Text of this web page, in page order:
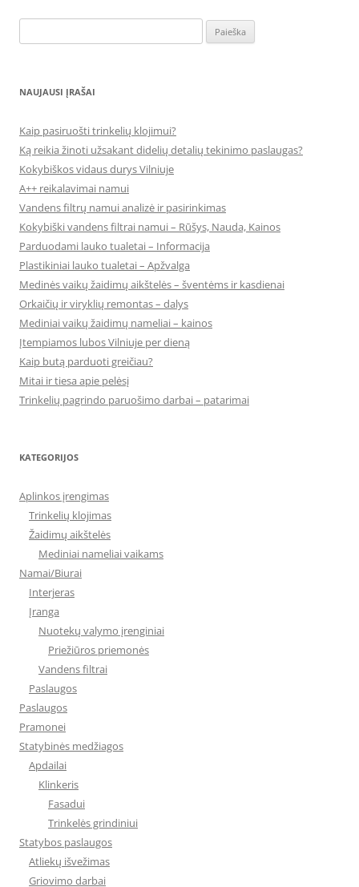
NAUJAUSI ĮRAŠAI
Kaip pasiruošti trinkelių klojimui?
Ką reikia žinoti užsakant didelių detalių tekinimo paslaugas?
Kokybiškos vidaus durys Vilniuje
A++ reikalavimai namui
Vandens filtrų namui analizė ir pasirinkimas
Kokybiški vandens filtrai namui – Rūšys, Nauda, Kainos
Parduodami lauko tualetai – Informacija
Plastikiniai lauko tualetai – Apžvalga
Medinės vaikų žaidimų aikštelės – šventėms ir kasdienai
Orkaičių ir viryklių remontas – dalys
Mediniai vaikų žaidimų nameliai – kainos
Įtempiamos lubos Vilniuje per dieną
Kaip butą parduoti greičiau?
Mitai ir tiesa apie pelėsį
Trinkelių pagrindo paruošimo darbai – patarimai
KATEGORIJOS
Aplinkos įrengimas
Trinkelių klojimas
Žaidimų aikštelės
Mediniai nameliai vaikams
Namai/Biurai
Interjeras
Įranga
Nuotekų valymo įrenginiai
Priežiūros priemonės
Vandens filtrai
Paslaugos
Paslaugos
Pramonei
Statybinės medžiagos
Apdailai
Klinkeris
Fasadui
Trinkelės grindiniui
Statybos paslaugos
Atliekų išvežimas
Griovimo darbai